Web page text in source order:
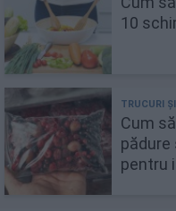
10
Cum
pădure
pentru